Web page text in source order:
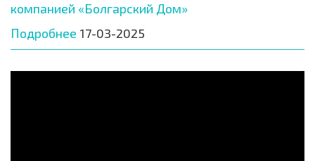
компанией «Болгарский Дом»
Подробнее 17-03-2025